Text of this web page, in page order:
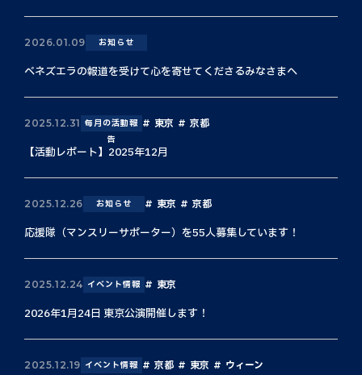
2026.01.09 お知らせ
ベネズエラの報道を受けて心を寄せてくださるみなさまへ
2025.12.31 毎月の活動報
告
東京 京都
【活動レポート】2025年12月
2025.12.26 お知らせ 東京 京都
応援隊（マンスリーサポーター）を55人募集しています！
2025.12.24 イベント情報 東京
2026年1月24日 東京公演開催します！
2025.12.19 イベント情報 京都 東京
ウィーン